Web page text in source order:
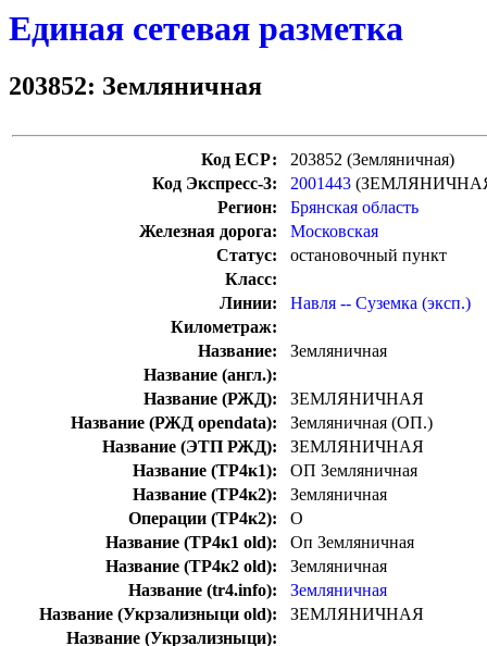
Единая сетевая разметка
203852: Земляничная
Код ЕСР:
203852 (Земляничная)
Код Экспресс-3:
2001443
Регион:
Брянская область
Железная дорога:
Московская
Статус:
остановочный пункт
Класс:
Линии:
Навля -- Суземка (эксп.)
Километраж:
Название:
Земляничная
Название (англ.):
Название (РЖД):
ЗЕМЛЯНИЧНАЯ
Название (РЖД opendata):
Земляничная (ОП.)
Название (ЭТП РЖД):
ЗЕМЛЯНИЧНАЯ
Название (ТР4к1):
ОП Земляничная
Название (ТР4к2):
Земляничная
Операции (ТР4к2):
О
Название (ТР4к1 old):
Оп Земляничная
Название (ТР4к2 old):
Земляничная
Название (tr4.info):
Земляничная
Название (Укрзализныци old):
ЗЕМЛЯНИЧНАЯ
Название (Укрзализныци):